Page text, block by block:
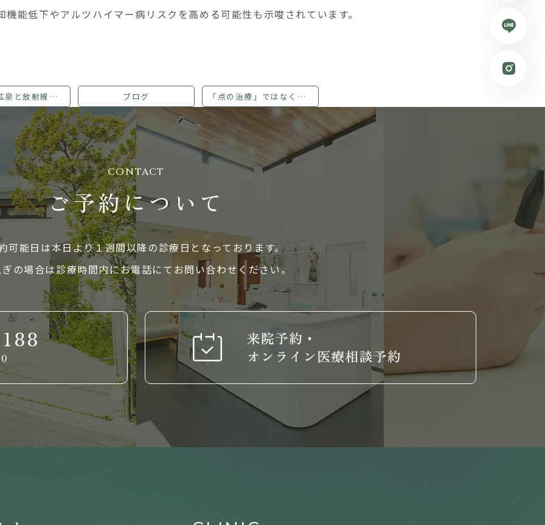
能低下やアルツハイマー病リスクを高める可能性も示唆されています。
ラジウム鉱泉と放射線ホルミシス効果 ブログ 「点の治療」ではなく「面の治療」を
CONTACT
ご予約について
可能日は本日より１週間以降の診療日となっております。
の場合は診療時間内にお電話にてお問い合わせください。